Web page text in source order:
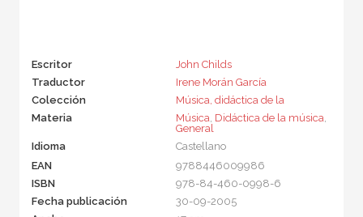
Escritor
John Childs
Traductor
Irene Morán García
Colección
Música, didáctica de la
Materia
Música Didáctica de la música
General
Idioma
Castellano
EAN
9788446009986
ISBN
978-84-460-0998-6
Fecha publicación
30-09-2005